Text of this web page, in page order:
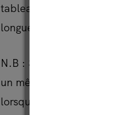
tableaux qui vous
longueur ainsi que le
N.B : Si vous n’avez
un même numéro
lorsqu’il ne s’agit pas